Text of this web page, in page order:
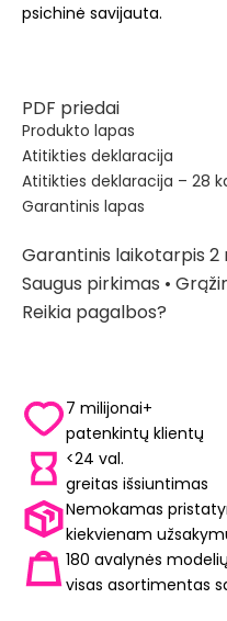
psichinė savijauta.
PDF priedai
Produkto lapas
Atitikties deklaracija
Atitikties deklaracija – 28
Garantinis lapas
Garantinis laikotarpis 2
Saugus pirkimas •
Reikia pagalbos?
7 milijonai+
patenkintų klientų
<24 val.
greitas išsiuntimas
Nemokamas
kiekvienam
180 avalynės modelių
visas asortimentas
YUM™